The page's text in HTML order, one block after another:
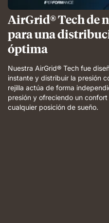
AirGrid® Tech de
para una
óptima
Nuestra AirGrid® Tech fue
instante y distribuir la presión
rejilla actúa de forma
presión y ofreciendo un
cualquier posición de sueño.